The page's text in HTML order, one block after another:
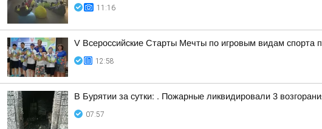
11:16
V Всероссийские Старты Мечты по игровым видам спорта
12:58
В Бурятии за сутки: . Пожарные ликвидировали 3
07:57